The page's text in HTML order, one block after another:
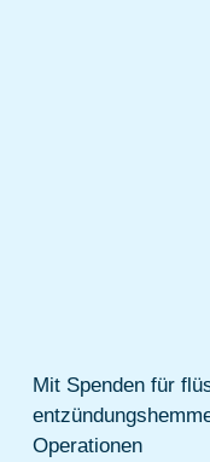
Mit Spenden für
Operationen